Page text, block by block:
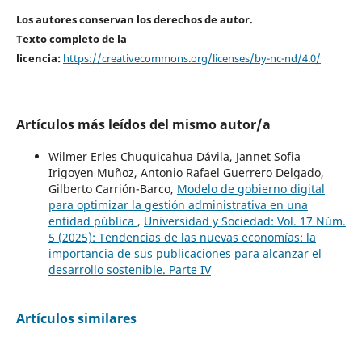
Los autores conservan los derechos de autor.
Texto completo de la
licencia: https://creativecommons.org/licenses/by-nc-nd/4.0/
Artículos más leídos del mismo autor/a
Wilmer Erles Chuquicahua Dávila, Jannet Sofia
Irigoyen Muñoz, Antonio Rafael Guerrero Delgado,
Gilberto Carrión-Barco, Modelo de gobierno digital
para optimizar la gestión administrativa en una
entidad pública , Universidad y Sociedad: Vol. 17 Núm.
5 (2025): Tendencias de las nuevas economías: la
importancia de sus publicaciones para alcanzar el
desarrollo sostenible. Parte IV
Artículos similares